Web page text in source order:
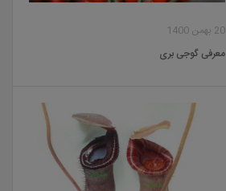
20 بهمن 1400
معرفی گوجی بری